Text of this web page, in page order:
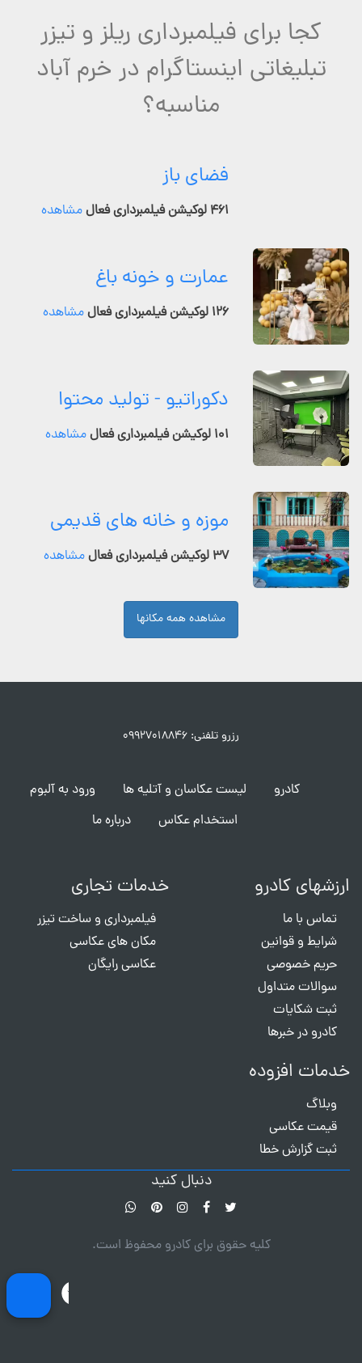
کجا برای فیلمبرداری ریلز و تیزر
تبلیغاتی اینستاگرام در خرم آباد
مناسبه؟
فضای باز
۴۶۱ لوکیشن فیلمبرداری فعال مشاهده
عمارت و خونه باغ
۱۲۶ لوکیشن فیلمبرداری فعال مشاهده
دکوراتیو - تولید محتوا
۱۰۱ لوکیشن فیلمبرداری فعال مشاهده
موزه و خانه های قدیمی
۳۷ لوکیشن فیلمبرداری فعال مشاهده
مشاهده همه مکانها
رزرو تلفنی: ۰۹۹۲۷۰۱۸۸۴۶
کادرو لیست عکاسان و آتلیه ها
ورود به آلبوم
استخدام عکاس
درباره ما
ارزشهای کادرو
تماس با ما
شرایط و قوانین
حریم خصوصی
سوالات متداول
ثبت شکایات
کادرو در خبرها
خدمات تجاری
فیلمبرداری و ساخت تیزر
مکان های عکاسی
عکاسی رایگان
خدمات افزوده
وبلاگ
قیمت عکاسی
ثبت گزارش خطا
دنبال کنید
کلیه حقوق برای کادرو محفوظ است.